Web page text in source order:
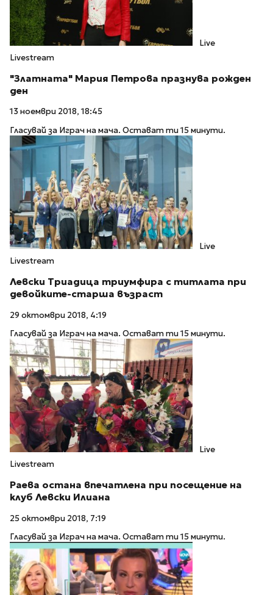
Live
Livestream
"Златната" Мария Петрова празнува рожден
ден
13 ноември 2018, 18:45
Гласувай за Играч на мача. Остават ти 15 минути.
Live
Livestream
Левски Триадица триумфира с титлата при
девойките-старша възраст
29 октомври 2018, 4:19
Гласувай за Играч на мача. Остават ти 15 минути.
Live
Livestream
Раева остана впечатлена при посещение на
клуб Левски Илиана
25 октомври 2018, 7:19
Гласувай за Играч на мача. Остават ти 15 минути.